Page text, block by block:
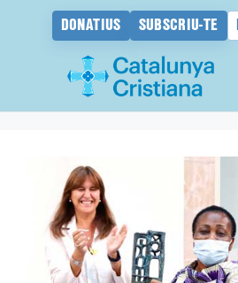
DONATIUS SUBSCRIU-TE